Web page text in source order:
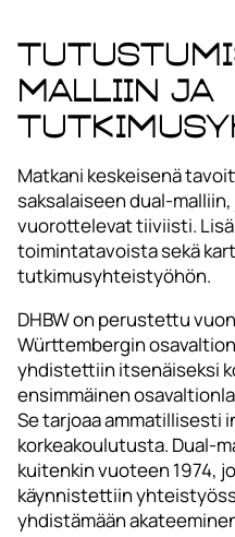
malliin ja
Matkani keskeisenä
saksalaiseen dual-
vuorottelevat tiiviisti.
toimintatavoista sekä
tutkimusyhteistyöhön.
DHBW on perustettu
Württembergin
yhdistettiin itsenäiseksi
ensimmäinen
Se tarjoaa ammatillisesti
korkeakoulutusta. Dual-
kuitenkin vuoteen 1974,
käynnistettiin
yhdistämään